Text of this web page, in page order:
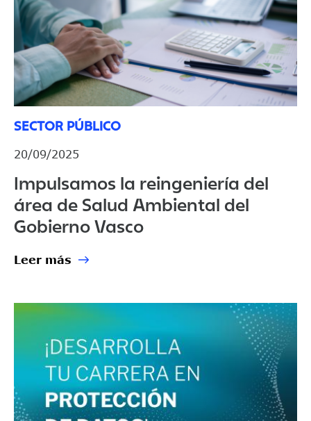
SECTOR PÚBLICO
20/09/2025
Impulsamos la reingeniería del
área de Salud Ambiental del
Gobierno Vasco
Leer más